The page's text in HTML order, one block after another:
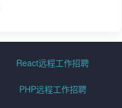
React远程工作招聘
PHP远程工作招聘